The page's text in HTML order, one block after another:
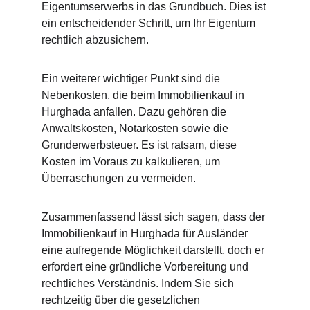
Eigentumserwerbs in das Grundbuch. Dies ist
ein entscheidender Schritt, um Ihr Eigentum
rechtlich abzusichern.
Ein weiterer wichtiger Punkt sind die
Nebenkosten, die beim Immobilienkauf in
Hurghada anfallen. Dazu gehören die
Anwaltskosten, Notarkosten sowie die
Grunderwerbsteuer. Es ist ratsam, diese
Kosten im Voraus zu kalkulieren, um
Überraschungen zu vermeiden.
Zusammenfassend lässt sich sagen, dass der
Immobilienkauf in Hurghada für Ausländer
eine aufregende Möglichkeit darstellt, doch er
erfordert eine gründliche Vorbereitung und
rechtliches Verständnis. Indem Sie sich
rechtzeitig über die gesetzlichen